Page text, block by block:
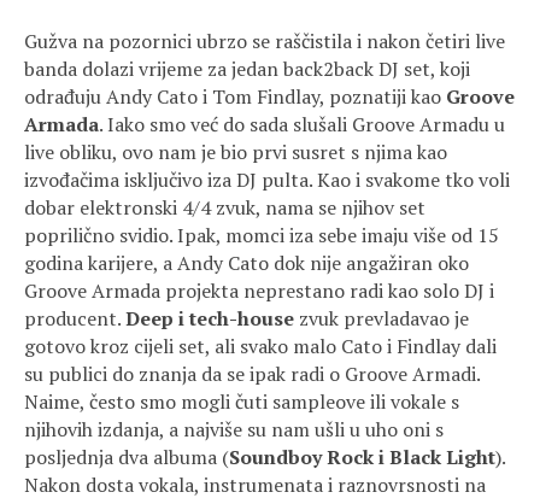
Gužva na pozornici ubrzo se raščistila i nakon četiri live
banda dolazi vrijeme za jedan back2back DJ set, koji
odrađuju Andy Cato i Tom Findlay, poznatiji kao Groove
Armada. Iako smo već do sada slušali Groove Armadu u
live obliku, ovo nam je bio prvi susret s njima kao
izvođačima isključivo iza DJ pulta. Kao i svakome tko voli
dobar elektronski 4/4 zvuk, nama se njihov set
poprilično svidio. Ipak, momci iza sebe imaju više od 15
godina karijere, a Andy Cato dok nije angažiran oko
Groove Armada projekta neprestano radi kao solo DJ i
producent.Deep i tech-house zvuk prevladavao je
gotovo kroz cijeli set, ali svako malo Cato i Findlay dali
su publici do znanja da se ipak radi o Groove Armadi.
Naime, često smo mogli čuti sampleove ili vokale s
njihovih izdanja, a najviše su nam ušli u uho oni s
posljednja dva albuma (Soundboy Rock i Black Light).
Nakon dosta vokala, instrumenata i raznovrsnosti na